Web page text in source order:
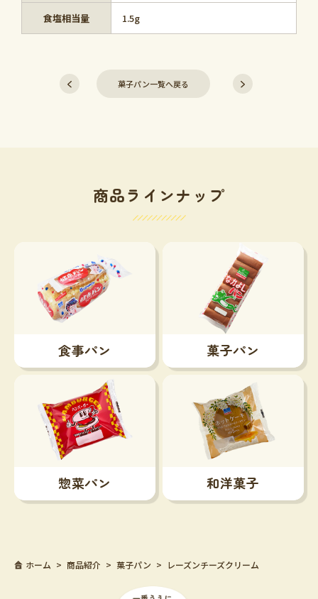
食塩相当量 1.5g
菓子パン一覧へ戻る
商品ラインナップ
食事パン 菓子パン
惣菜パン 和洋菓子
ホーム 商品紹介 菓子パン レーズンチーズクリーム